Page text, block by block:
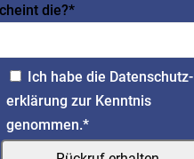
die?*
Ich habe die Daten­schutz­
erklärung zur Kenntnis
genommen.*